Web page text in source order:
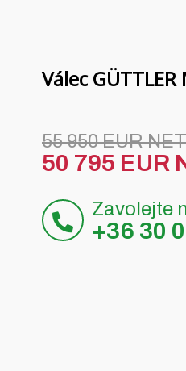
Válec
55 950 EUR
50 795 EUR
Zavolejte
+36 30